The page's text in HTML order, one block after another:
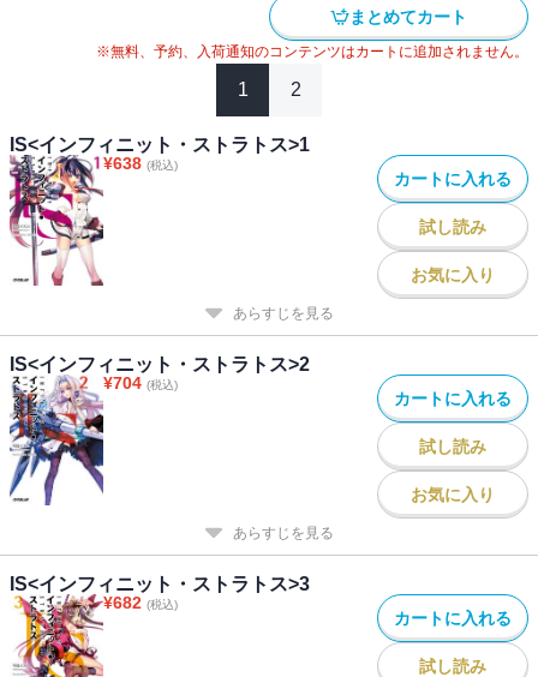
まとめてカート
※無料、予約、入荷通知のコンテンツはカートに追加されません。
1 2
IS<インフィニット・ストラトス>1
¥638 (税込)
カートに入れる
試し読み
お気に入り
あらすじを見る
IS<インフィニット・ストラトス>2
¥704 (税込)
カートに入れる
試し読み
お気に入り
あらすじを見る
IS<インフィニット・ストラトス>3
¥682 (税込)
カートに入れる
試し読み